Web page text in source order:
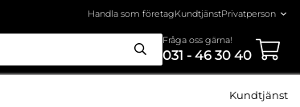
Handla som företagKundtjänst
Fråga oss gärna!
031 - 46 30 40
Kundtjänst